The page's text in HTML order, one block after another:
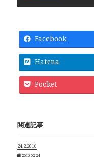
Facebook
Hatena
Pocket
関連記事
24.2.2016
2016-02-24